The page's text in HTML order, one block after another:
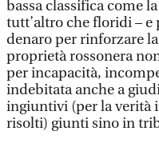
bassa classifica come
tutt’altro che floridi –
denaro per rinforzare
proprietà rossonera
per incapacità,
indebitata anche a
ingiuntivi (per la verità
risolti) giunti sino in